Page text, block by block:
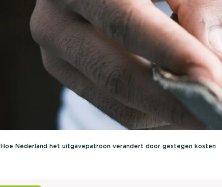
Customer value
Doelgroeponderzoek
Nationaal
Onderzoek (NSKO)
Usage & attitude
UX-onderzoek
Hoe Nederland het uitgavepatroon verandert door gestegen kosten